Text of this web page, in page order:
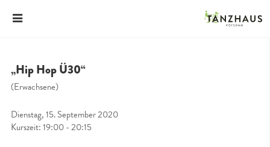
„Hip Hop Ü30“
(Erwachsene)
Dienstag, 15. September 2020
Kurszeit: 19:00 - 20:15